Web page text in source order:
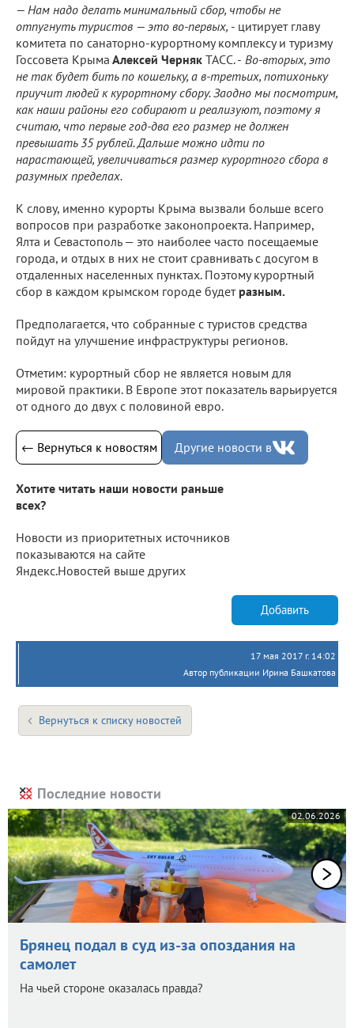
— Нам надо делать минимальный сбор, чтобы не
отпугнуть туристов — это во-первых, - цитирует главу
комитета по санаторно-курортному комплексу и туризму
Госсовета Крыма Алексей Черняк ТАСС. - Во-вторых, это
не так будет бить по кошельку, а в-третьих, потихоньку
приучит людей к курортному сбору. Заодно мы посмотрим,
как наши районы его собирают и реализуют, поэтому я
считаю, что первые год-два его размер не должен
превышать 35 рублей. Дальше можно идти по
нарастающей, увеличиваться размер курортного сбора в
разумных пределах.
К слову, именно курорты Крыма вызвали больше всего
вопросов при разработке законопроекта. Например,
Ялта и Севастополь — это наиболее часто посещаемые
города, и отдых в них не стоит сравнивать с досугом в
отдаленных населенных пунктах. Поэтому курортный
сбор в каждом крымском городе будетразным.
Предполагается, что собранные с туристов средства
пойдут на улучшение инфраструктуры регионов.
Отметим: курортный сбор не является новым для
мировой практики. В Европе этот показатель варьируется
от одного до двух с половиной евро.
← Вернуться к новостям Другие новости в
Хотите читать наши новости раньше
всех?
Новости из приоритетных источников
показываются на сайте
Яндекс.Новостей выше других
Добавить
17 мая 2017 г. 14:02
Автор публикации Ирина Башкатова
Вернуться к списку новостей
Последние новости
02.06.2026
Брянец подал в суд из-за опоздания на
самолет
На чьей стороне оказалась правда?